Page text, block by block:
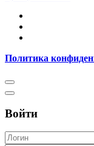
Политика
Войти